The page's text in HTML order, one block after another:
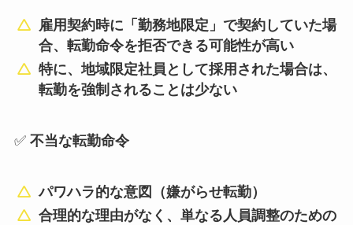
雇用契約時に「勤務地限定」で契約していた場
合、転勤命令を拒否できる可能性が高い
特に、地域限定社員として採用された場合は、
転勤を強制されることは少ない
✅ 不当な転勤命令
パワハラ的な意図（嫌がらせ転勤）
合理的な理由がなく、単なる人員調整のための